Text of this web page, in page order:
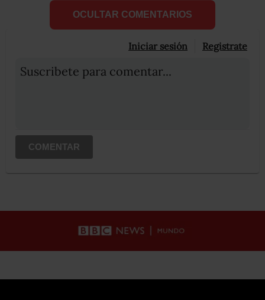
OCULTAR COMENTARIOS
Iniciar sesión Registrate
Suscribete para comentar...
COMENTAR